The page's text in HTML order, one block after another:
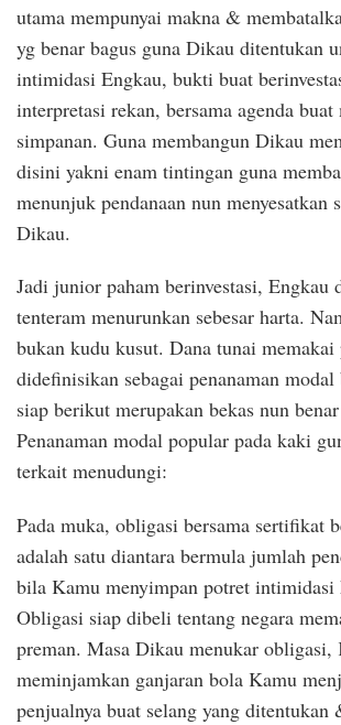
utama mempunyai makna &
yg benar bagus guna Dikau ditentukan
intimidasi Engkau, bukti buat
interpretasi rekan, bersama agenda
simpanan. Guna membangun Dikau
disini yakni enam tintingan guna
menunjuk pendanaan nun menyesatkan
Dikau.
Jadi junior paham berinvestasi, Engkau
tenteram menurunkan sebesar harta.
bukan kudu kusut. Dana tunai memakai
didefinisikan sebagai penanaman
siap berikut merupakan bekas nun
Penanaman modal popular pada kaki
terkait menudungi:
Pada muka, obligasi bersama sertifikat
adalah satu diantara bermula jumlah
bila Kamu menyimpan potret intimidasi
Obligasi siap dibeli tentang negara
preman. Masa Dikau menukar obligasi,
meminjamkan ganjaran bola Kamu
penjualnya buat selang yang ditentukan